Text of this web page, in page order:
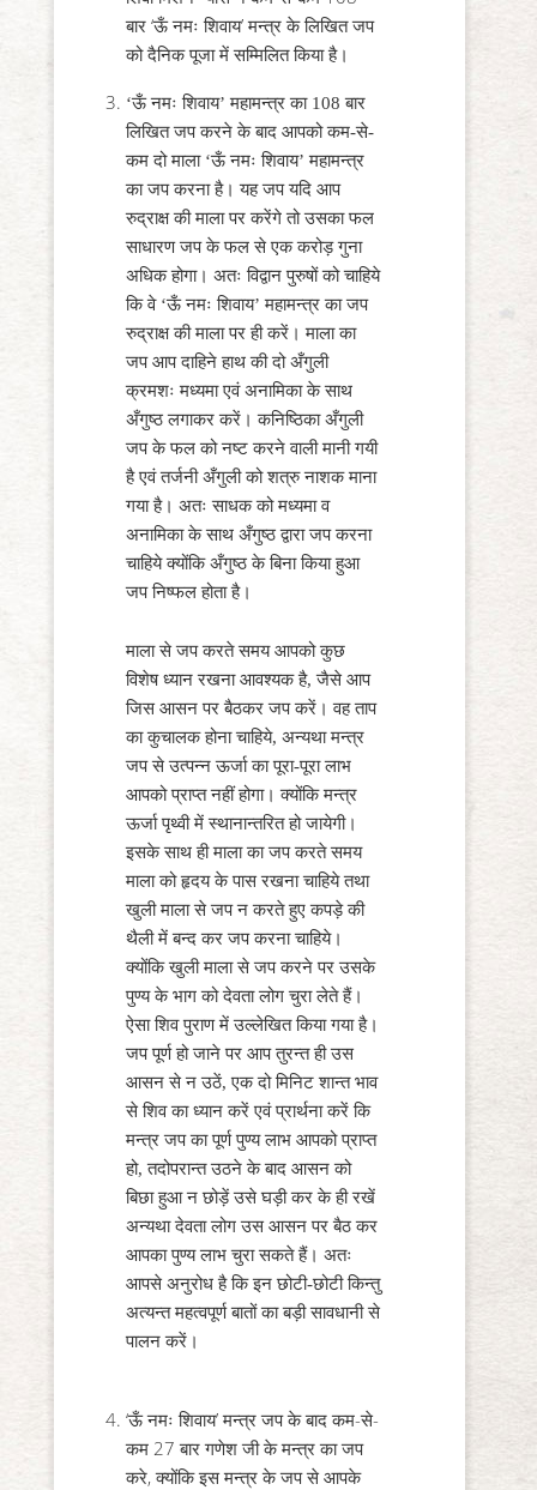
बार ‘ऊँ नमः शिवाय’ मन्त्र के लिखित जप
को दैनिक पूजा में सम्मिलित किया है।
‘ऊँ नमः शिवाय’ महामन्त्र का 108 बार
लिखित जप करने के बाद आपको कम-से-
कम दो माला ‘ऊँ नमः शिवाय’ महामन्त्र
का जप करना है। यह जप यदि आप
रुद्राक्ष की माला पर करेंगे तो उसका फल
साधारण जप के फल से एक करोड़ गुना
अधिक होगा। अतः विद्वान पुरुषों को चाहिये
कि वे ‘ऊँ नमः शिवाय’ महामन्त्र का जप
रुद्राक्ष की माला पर ही करें। माला का
जप आप दाहिने हाथ की दो अँगुली
क्रमशः मध्यमा एवं अनामिका के साथ
अँगुष्ठ लगाकर करें। कनिष्ठिका अँगुली
जप के फल को नष्ट करने वाली मानी गयी
है एवं तर्जनी अँगुली को शत्रु नाशक माना
गया है। अतः साधक को मध्यमा व
अनामिका के साथ अँगुष्ठ द्वारा जप करना
चाहिये क्योंकि अँगुष्ठ के बिना किया हुआ
जप निष्फल होता है।
माला से जप करते समय आपको कुछ
विशेष ध्यान रखना आवश्यक है, जैसे आप
जिस आसन पर बैठकर जप करें। वह ताप
का कुचालक होना चाहिये, अन्यथा मन्त्र
जप से उत्पन्न ऊर्जा का पूरा-पूरा लाभ
आपको प्राप्त नहीं होगा। क्योंकि मन्त्र
ऊर्जा पृथ्वी में स्थानान्तरित हो जायेगी।
इसके साथ ही माला का जप करते समय
माला को हृदय के पास रखना चाहिये तथा
खुली माला से जप न करते हुए कपड़े की
थैली में बन्द कर जप करना चाहिये।
क्योंकि खुली माला से जप करने पर उसके
पुण्य के भाग को देवता लोग चुरा लेते हैं।
ऐसा शिव पुराण में उल्लेखित किया गया है।
जप पूर्ण हो जाने पर आप तुरन्त ही उस
आसन से न उठें, एक दो मिनिट शान्त भाव
से शिव का ध्यान करें एवं प्रार्थना करें कि
मन्त्र जप का पूर्ण पुण्य लाभ आपको प्राप्त
हो, तदोपरान्त उठने के बाद आसन को
बिछा हुआ न छोड़ें उसे घड़ी कर के ही रखें
अन्यथा देवता लोग उस आसन पर बैठ कर
आपका पुण्य लाभ चुरा सकते हैं। अतः
आपसे अनुरोध है कि इन छोटी-छोटी किन्तु
अत्यन्त महत्वपूर्ण बातों का बड़ी सावधानी से
पालन करें।
‘ऊँ नमः शिवाय’ मन्त्र जप के बाद कम-से-
कम 27 बार गणेश जी के मन्त्र का जप
करे, क्योंकि इस मन्त्र के जप से आपके